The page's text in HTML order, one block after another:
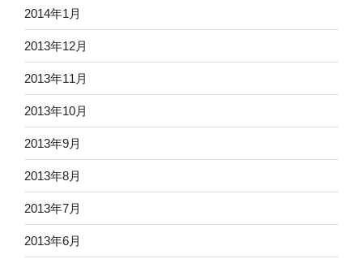
2014年1月
2013年12月
2013年11月
2013年10月
2013年9月
2013年8月
2013年7月
2013年6月